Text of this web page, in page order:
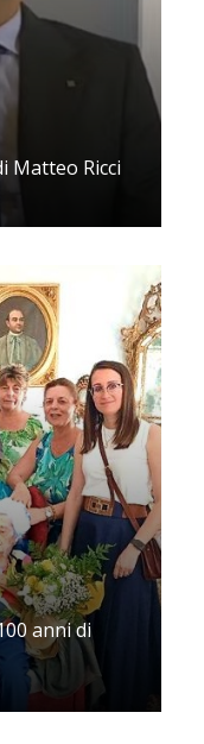
Matteo Ricci
anni di